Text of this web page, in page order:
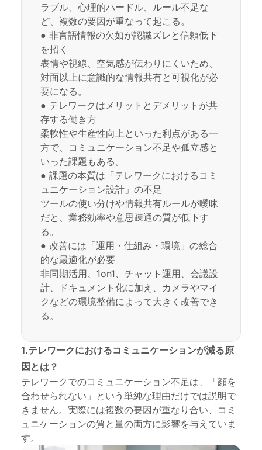
ラブル、心理的ハードル、ルール不足な
ど、複数の要因が重なって起こる。
● 非言語情報の欠如が認識ズレと信頼低下
を招く
表情や視線、空気感が伝わりにくいため、
対面以上に意識的な情報共有と可視化が必
要になる。
● テレワークはメリットとデメリットが共
存する働き方
柔軟性や生産性向上といった利点がある一
方で、コミュニケーション不足や孤立感と
いった課題もある。
● 課題の本質は「テレワークにおけるコミ
ュニケーション設計」の不足
ツールの使い分けや情報共有ルールが曖昧
だと、業務効率や意思疎通の質が低下す
る。
● 改善には「運用・仕組み・環境」の総合
的な最適化が必要
非同期活用、1on1、チャット運用、会議設
計、ドキュメント化に加え、カメラやマイ
クなどの環境整備によって大きく改善でき
る。
1.テレワークにおけるコミュニケーションが減る原
因とは？
テレワークでのコミュニケーション不足は、「顔を
合わせられない」という単純な理由だけでは説明で
きません。実際には複数の要因が重なり合い、コミ
ュニケーションの質と量の両方に影響を与えていま
す。